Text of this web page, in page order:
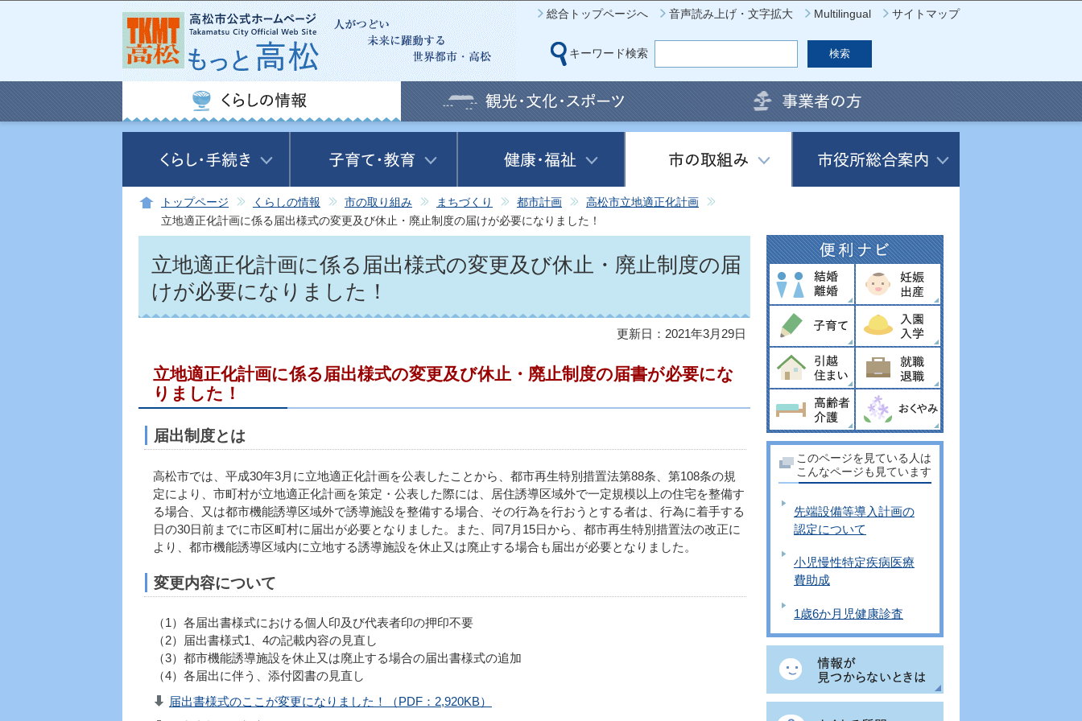
このページの本文へ移動
総合トップページへ 音声読み上げ・文字拡大 Multilingual サイトマップ
キーワード検索
トップページ くらしの情報 市の取り組み まちづくり 都市計画
高松市立地適正化計画
立地適正化計画に係る届出様式の変更及び休止・廃止制度の届けが必要になりました！
立地適正化計画に係る届出様式の変更及び休止・廃止制度の届
けが必要になりました！
更新日：2021年3月29日
立地適正化計画に係る届出様式の変更及び休止・廃止制度の届書が必要にな
りました！
届出制度とは
高松市では、平成30年3月に立地適正化計画を公表したことから、都市再生特別措置法第88条、第108条の規
定により、市町村が立地適正化計画を策定・公表した際には、居住誘導区域外で一定規模以上の住宅を整備す
る場合、又は都市機能誘導区域外で誘導施設を整備する場合、その行為を行おうとする者は、行為に着手する
日の30日前までに市区町村に届出が必要となりました。また、同7月15日から、都市再生特別措置法の改正に
より、都市機能誘導区域内に立地する誘導施設を休止又は廃止する場合も届出が必要となりました。
変更内容について
（1）各届出書様式における個人印及び代表者印の押印不要
（2）届出書様式1、4の記載内容の見直し
（3）都市機能誘導施設を休止又は廃止する場合の届出書様式の追加
（4）各届出に伴う、添付図書の見直し
届出書様式のここが変更になりました！（PDF：2,920KB）
このページを見ている人は
こんなページも見ています
先端設備等導入計画の
認定について
小児慢性特定疾病医療
費助成
1歳6か月児健康診査